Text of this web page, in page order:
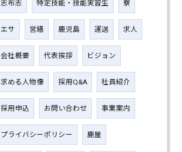
志布志 特定技能・技能実習生 寮
エサ 営繕 鹿児島 運送 求人
会社概要 代表挨拶 ビジョン
求める人物像 採用Q&A 社員紹介
採用申込 お問い合わせ 事業案内
プライバシーポリシー 鹿屋